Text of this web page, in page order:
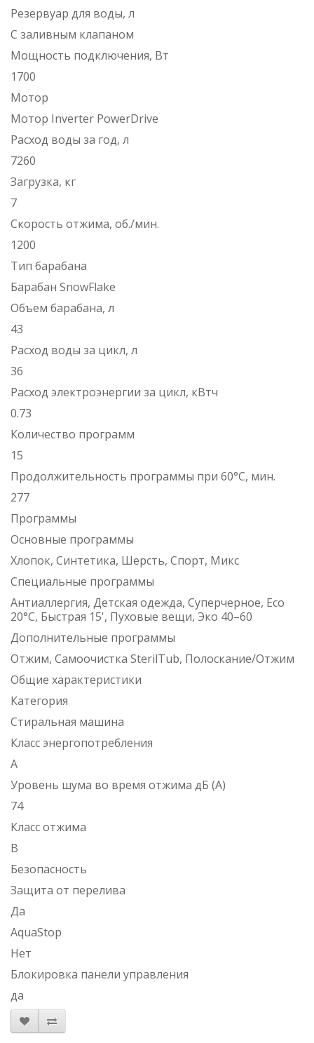
Резервуар для воды, л
C заливным клапаном
Мощность подключения, Вт
1700
Mотор
Мотор Inverter PowerDrive
Расход воды за год, л
7260
Загрузка, кг
7
Скорость отжима, об./мин.
1200
Тип барабана
Барабан SnowFlake
Объем барабана, л
43
Расход воды за цикл, л
36
Расход электроэнергии за цикл, кВтч
0.73
Количество программ
15
Продолжительность программы при 60°С, мин.
277
Программы
Основные программы
Хлопок, Синтетика, Шерсть, Спорт, Микс
Специальные программы
Антиаллергия, Детская одежда, Суперчерное, Есо
20°С, Быстрая 15', Пуховые вещи, Эко 40–60
Дополнительные программы
Отжим, Самоочистка SterilTub, Полоскание/Отжим
Общие характеристики
Категория
Стиральная машина
Класс энергопотребления
A
Уровень шума во время отжима дБ (А)
74
Класс отжима
B
Безопасность
Защита от перелива
Да
AquaStop
Нет
Блокировка панели управления
да